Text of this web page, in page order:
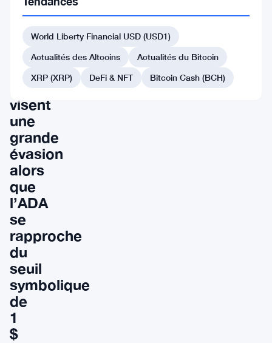
ALTCOINS
Les
haussiers
Cardano
visent
une
grande
évasion
alors
que
l’ADA
se
rapproche
du
seuil
symbolique
de
1
$
World Liberty Financial USD (USD1)
Actualités des Altcoins
Actualités du Bitcoin
XRP (XRP)
DeFi & NFT Bitcoin Cash (BCH)